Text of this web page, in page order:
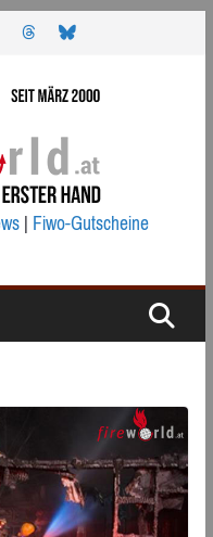
|Fiwo-Gutscheine